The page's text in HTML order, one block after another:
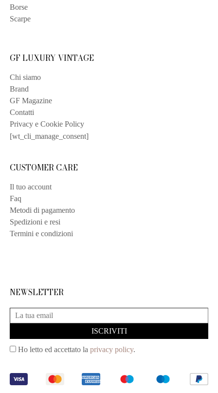
Borse
Scarpe
GF LUXURY VINTAGE
Chi siamo
Brand
GF Magazine
Contatti
Privacy e Cookie Policy
[wt_cli_manage_consent]
CUSTOMER CARE
Il tuo account
Faq
Metodi di pagamento
Spedizioni e resi
Termini e condizioni
NEWSLETTER
Ho letto ed accettato la privacy policy.